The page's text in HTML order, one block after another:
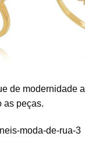
amarelo
de modernidade
as peças.